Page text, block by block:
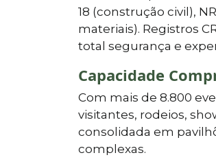
18 (construção civil),
materiais). Registros
total segurança e
Capacidade
Com mais de 8.800
visitantes, rodeios,
consolidada em
complexas.